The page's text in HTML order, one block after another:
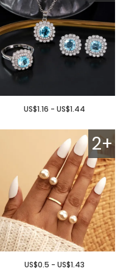
US$1.16 - US$1.44
2+
US$0.5 - US$1.43